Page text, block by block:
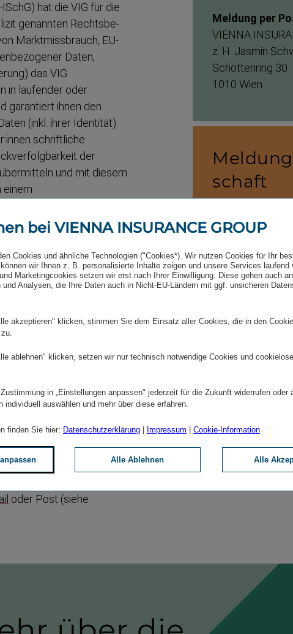
hat die VIG für die
genannten Rechts­be­
Marktmiss­brauch, EU-​
Daten,
das VIG
in laufender oder
garantiert ihnen den
(inkl. ihrer Identität).
schriftliche
der
und mit diesem
einem
Bereiche Compliance
Human Resources.
Verstöße in
das VIG Whistleblower-​
nimmt aber auch
gegen interne
und der
Gesetzen und
wenden Sie sich
oder Post (siehe
Meldung per
VIENNA
z. H. Jasmin
Schottenring 30
1010 Wien
schaft
Sollte die
nommenen
insbesondere –
betroffenen
ständlich
Compliance
die
bei VIENNA INSURANCE GROUP
Cookies und ähnliche Technologien ("Cookies*). Wir nutzen Cookies für Ihr
wir Ihnen z. B. personalisierte Inhalte zeigen und unsere Services laufend
Marketingcookies setzen wir erst nach Ihrer Einwilligung. Diese gehen auch
und Analysen, die Ihre Daten auch in Nicht-EU-Ländern mit ggf. unsicheren
akzeptieren" klicken, stimmen Sie dem Einsatz aller Cookies, die in den
ablehnen" klicken, setzen wir nur technisch notwendige Cookies und
in „Einstellungen anpassen" jederzeit für die Zukunft widerrufen oder
individuell auswählen und mehr über diese erfahren.
finden Sie hier: Datenschutzerklärung Impressum Cookie-Information
Alle Ablehnen Alle